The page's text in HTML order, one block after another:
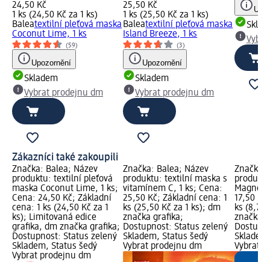
24,50 Kč
1 ks (24,50 Kč za 1 ks)
Baleatextilní pleťová maska
Coconut Lime, 1 ks
(59)
Upozornění
Skladem
Vybrat prodejnu dm
25,50 Kč
1 ks (25,50 Kč za 1 ks)
Baleatextilní pleťová maska
Island Breeze, 1 ks
(3)
Upozornění
Skladem
Vybrat prodejnu dm
Zákazníci také zakoupili
Značka: Balea; Název
produktu: textilní pleťová
maska Coconut Lime, 1 ks;
Cena: 24,50 Kč; Základní
cena: 1 ks (24,50 Kč za 1
ks); Limitovaná edice
grafika, dm značka grafika;
Dostupnost: Status zelený
Skladem, Status šedý
Vybrat prodejnu dm
Značka: Balea; Název
produktu: textilní maska s
vitamínem C, 1 ks; Cena:
25,50 Kč; Základní cena: 1
ks (25,50 Kč za 1 ks); dm
značka grafika;
Dostupnost: Status zelený
Skladem, Status šedý
Vybrat prodejnu dm
Značka:
17,50
ks (8,75
značka
Vybrat